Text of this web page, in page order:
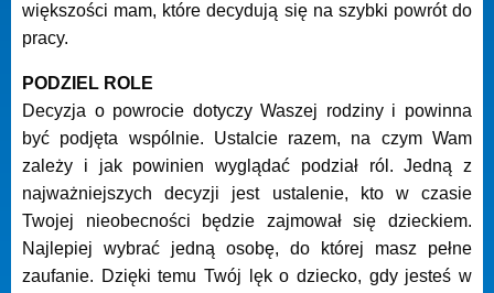
większości mam, które decydują się na szybki powrót do
pracy.
PODZIEL ROLE
Decyzja o powrocie dotyczy Waszej rodziny i powinna
być podjęta wspólnie. Ustalcie razem, na czym Wam
zależy i jak powinien wyglądać podział ról. Jedną z
najważniejszych decyzji jest ustalenie, kto w czasie
Twojej nieobecności będzie zajmował się dzieckiem.
Najlepiej wybrać jedną osobę, do której masz pełne
zaufanie. Dzięki temu Twój lęk o dziecko, gdy jesteś w